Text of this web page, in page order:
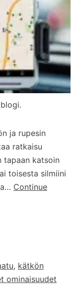
ja rupesin
ratkaisu
tapaan katsoin
toisesta silmiini
Continue
, kätkön
ominaisuudet